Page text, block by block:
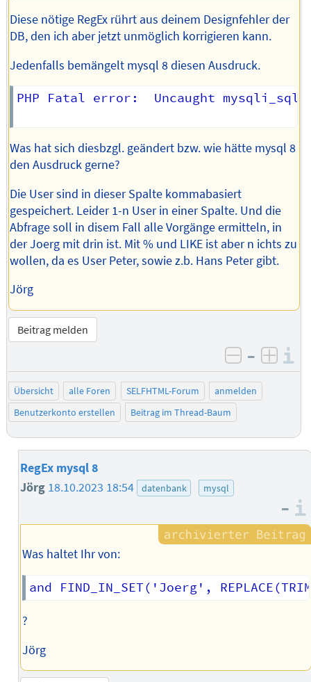
Diese nötige RegEx rührt aus deinem Designfehler der
DB, den ich aber jetzt unmöglich korrigieren kann.
Jedenfalls bemängelt mysql 8 diesen Ausdruck.
PHP Fatal error:  Uncaught
Was hat sich diesbzgl. geändert bzw. wie hätte mysql 8
den Ausdruck gerne?
Die User sind in dieser Spalte kommabasiert
gespeichert. Leider 1-n User in einer Spalte. Und die
Abfrage soll in disem Fall alle Vorgänge ermitteln, in
der Joerg mit drin ist. Mit % und LIKE ist aber n ichts zu
wollen, da es User Peter, sowie z.b. Hans Peter gibt.
Jörg
Beitrag melden
negativ
–
Übersicht alle Foren SELFHTML-Forum
anmelden
Benutzerkonto erstellen
Beitrag im Thread-Baum
RegEx mysql 8
Jörg 18.10.2023 18:54 datenbank mysql
–
Was haltet Ihr von:
?
Jörg